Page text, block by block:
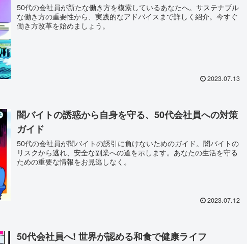
50代の会社員が新たな働き方を模索しているあなたへ。サステナブル
な働き方の重要性から、実践的なアドバイスまで詳しく紹介。今すぐ
働き方改革を始めましょう。
2023.07.13
闇バイトの誘惑から自身を守る、50代会社員への対策
ガイド
50代の会社員が闇バイトの誘引に負けないためのガイド。闇バイトの
リスクから逃れ、安全な副業への道を示します。あなたの生活を守る
ための重要な情報をお見逃しなく。
2023.07.12
50代会社員へ! 世界が認める和食で健康ライフ